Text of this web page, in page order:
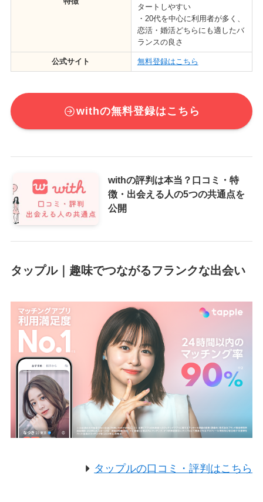
タートしやすい
・20代を中心に利用者が多く、
恋活・婚活どちらにも適したバ
ランスの良さ
公式サイト 無料登録はこちら
withの無料登録はこちら
withの評判は本当？口コミ・特
徴・出会える人の5つの共通点を
公開
タップル｜趣味でつながるフランクな出会い
タップルの口コミ・評判はこちら